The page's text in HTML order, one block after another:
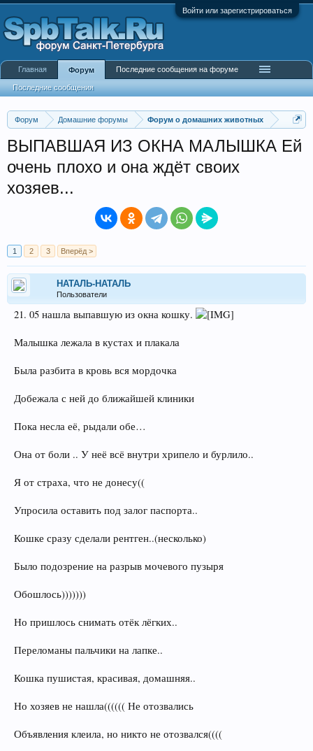
Войти или зарегистрироваться
Форум Домашние форумы Форум о домашних животных
ВЫПАВШАЯ ИЗ ОКНА МАЛЫШКА Ей
очень плохо и она ждёт своих
хозяев...
1 2 3 Вперёд >
НАТАЛЬ-НАТАЛЬ
Пользователи
21. 05 нашла выпавшую из окна кошку.
Малышка лежала в кустах и плакала
Была разбита в кровь вся мордочка
Добежала с ней до ближайшей клиники
Пока несла её, рыдали обе…
Она от боли .. У неё всё внутри хрипело и бурлило..
Я от страха, что не донесу((
Упросила оставить под залог паспорта..
Кошке сразу сделали рентген..(несколько)
Было подозрение на разрыв мочевого пузыря
Обошлось)))))))
Но пришлось снимать отёк лёгких..
Переломаны пальчики на лапке..
Кошка пушистая, красивая, домашняя..
Но хозяев не нашла(((((( Не отозвались
Объявления клеила, но никто не отозвался((((
Главная Форум
Последние сообщения
Последние сообщения на форуме